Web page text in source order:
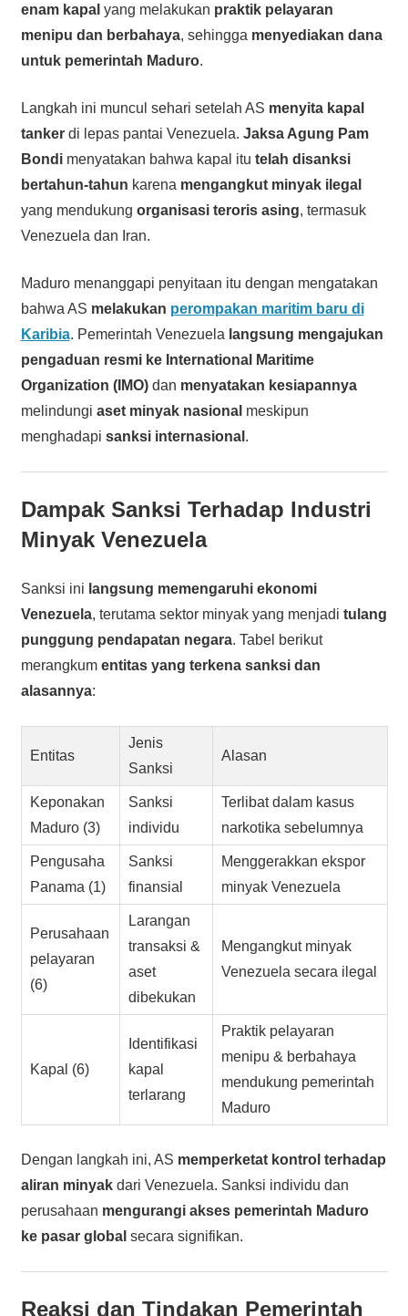
enam kapal yang melakukan praktik pelayaran
menipu dan berbahaya, sehingga menyediakan dana
untuk pemerintah Maduro.
Langkah ini muncul sehari setelah AS menyita kapal
tankerdi lepas pantai Venezuela. Jaksa Agung Pam
Bondimenyatakan bahwa kapal itu telah disanksi
bertahun-tahun karena mengangkut minyak ilegal
yang mendukung organisasi teroris asing, termasuk
Venezuela dan Iran.
Maduro menanggapi penyitaan itu dengan mengatakan
bahwa AS melakukan perompakan maritim baru di
Karibia. Pemerintah Venezuela langsung mengajukan
pengaduan resmi ke International Maritime
Organization (IMO)dan menyatakan kesiapannya
melindungi aset minyak nasional meskipun
menghadapi sanksi internasional .
Dampak Sanksi Terhadap Industri
Minyak Venezuela
Sanksi ini langsung memengaruhi ekonomi
Venezuela, terutama sektor minyak yang menjadi tulang
punggung pendapatan negara. Tabel berikut
merangkum entitas yang terkena sanksi dan
alasannya:
Entitas
Jenis
Sanksi
Alasan
Keponakan
Maduro (3)
Sanksi
individu
Terlibat dalam kasus
narkotika sebelumnya
Pengusaha
Panama (1)
Sanksi
finansial
Menggerakkan ekspor
minyak Venezuela
Perusahaan
pelayaran
(6)
Larangan
transaksi &
aset
dibekukan
Mengangkut minyak
Venezuela secara ilegal
Kapal (6)
Identifikasi
kapal
terlarang
Praktik pelayaran
menipu & berbahaya
mendukung pemerintah
Maduro
Dengan langkah ini, AS memperketat kontrol terhadap
aliran minyakdari Venezuela. Sanksi individu dan
perusahaan mengurangi akses pemerintah Maduro
ke pasar global secara signifikan.
Reaksi dan Tindakan Pemerintah